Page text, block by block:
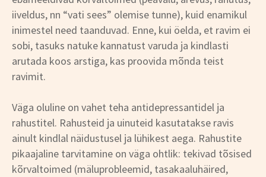
iiveldus, nn “vati sees” olemise tunne), kuid enamikul
inimestel need taanduvad. Enne, kui öelda, et ravim ei
sobi, tasuks natuke kannatust varuda ja kindlasti
arutada koos arstiga, kas proovida mõnda teist
ravimit.
Väga oluline on vahet teha antidepressantidel ja
rahustitel. Rahusteid ja uinuteid kasutatakse ravis
ainult kindlal näidustusel ja lühikest aega. Rahustite
pikaajaline tarvitamine on väga ohtlik: tekivad tõsised
kõrvaltoimed (mäluprobleemid, tasakaaluhäired,